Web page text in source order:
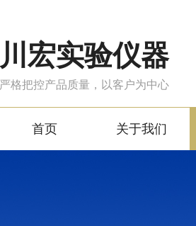
川宏实验仪器
严格把控产品质量，以客户为中心
首页 关于我们